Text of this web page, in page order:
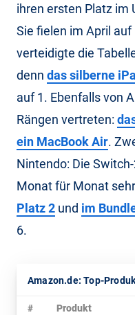
ihren ersten Platz im
Sie fielen im April
verteidigte die
denn das silberne
auf 1. Ebenfalls von
Rängen vertreten:
ein MacBook Air.
Nintendo: Die
Monat für Monat
Platz 2 und im
6.
# Produkt